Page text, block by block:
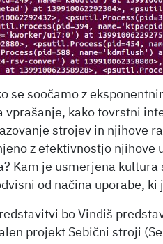
se soočamo z
vprašanje, kako tovrstni
strojev in njihove
z efektivnostjo njihove
Kam je usmerjena
od načina uporabe, ki
bo Vindiš
projekt Sebični stroji